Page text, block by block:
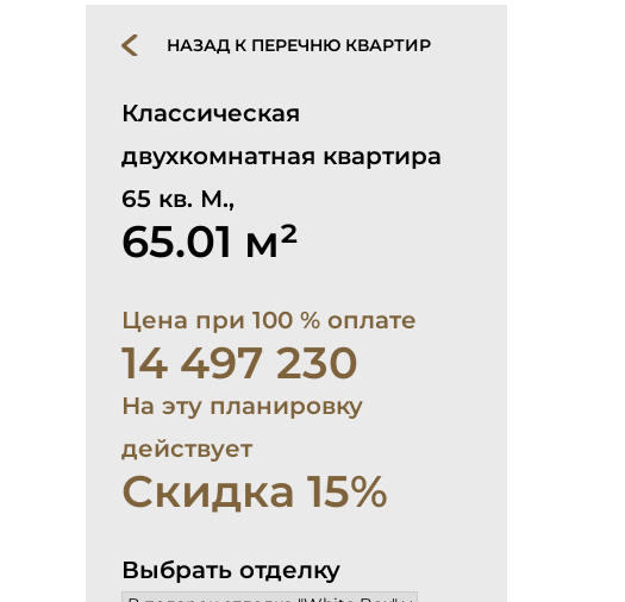
НАЗАД К ПЕРЕЧНЮ КВАРТИР
Классическая
двухкомнатная квартира
65 кв. М.,
65.01 м²
Цена при 100 % оплате
14 497 230
На эту планировку
действует
Скидка 15%
Выбрать отделку